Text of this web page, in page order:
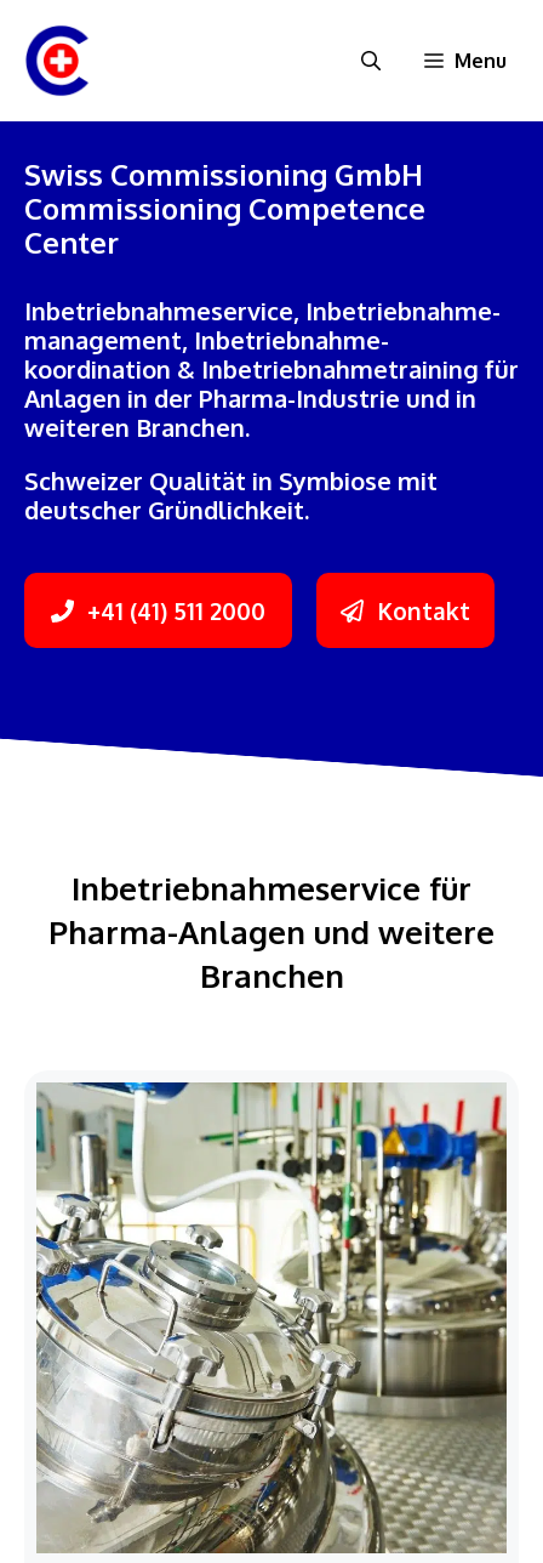
Inhalt
springen
Menu
Swiss Commissioning GmbH
Commissioning Competence
Center
Inbetriebnahmeservice, Inbetriebnahme­
management, Inbetriebnahme­
koordination & Inbetriebnahme­training für
Anlagen in der Pharma-Industrie und in
weiteren Branchen.
Schweizer Qualität in Symbiose mit
deutscher Gründlichkeit.
+41 (41) 511 2000 Kontakt
Inbetriebnahmeservice für
Pharma-Anlagen und weitere
Branchen